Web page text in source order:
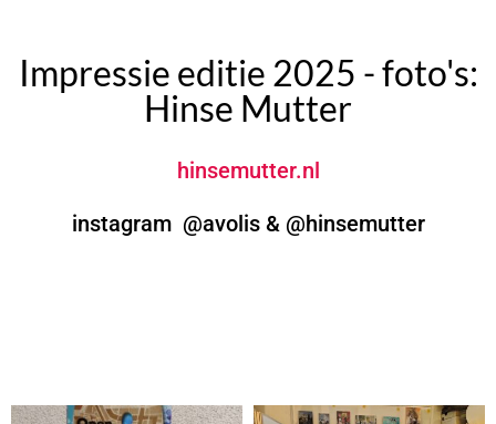
Impressie editie 2025 - foto's:
Hinse Mutter
hinsemutter.nl
instagram @avolis & @hinsemutter